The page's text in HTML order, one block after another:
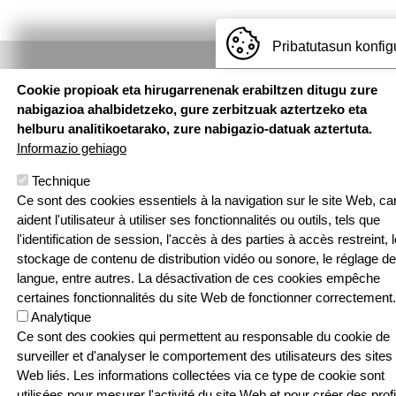
Hemen
aurkituko
gaituzu
Bidea, 64250
T: 05 59 52 49
24 | F: 05 59
52 88 87
Sarean
Webgune hau Ikastolen Elkarteak garatu
Pribatutasun
Cookie propioak eta hirugarrenenak erabiltzen ditugu zure
nabigazioa ahalbidetzeko, gure zerbitzuak aztertzeko eta
helburu analitikoetarako, zure nabigazio-datuak aztertuta.
Informazio gehiago
Technique
Ce sont des cookies essentiels à la navigation sur le site Web,
aident l'utilisateur à utiliser ses fonctionnalités ou outils, tels que
l'identification de session, l'accès à des parties à accès restreint,
stockage de contenu de distribution vidéo ou sonore, le réglage
langue, entre autres. La désactivation de ces cookies empêche
certaines fonctionnalités du site Web de fonctionner correctement.
Analytique
Ce sont des cookies qui permettent au responsable du cookie de
surveiller et d'analyser le comportement des utilisateurs des sites
Web liés. Les informations collectées via ce type de cookie sont